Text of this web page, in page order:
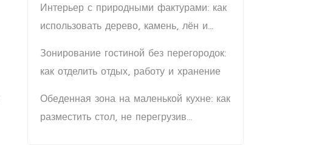
Гостиная
11 Статьи
Интерьер с природными фактурами: как
использовать дерево, камень, лён и
Зонирование гостиной без перегородок:
как отделить отдых, работу и хранение
Обеденная зона на маленькой кухне: как
разместить стол, не перегрузив